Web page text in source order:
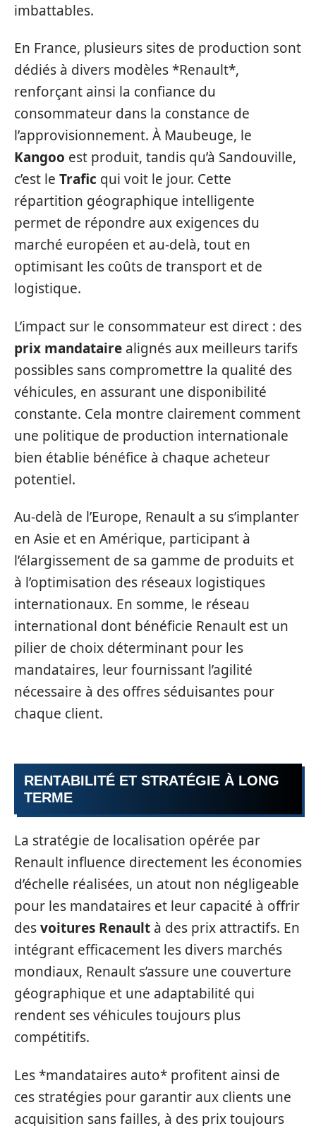
imbattables.
En France, plusieurs sites de production sont
dédiés à divers modèles *Renault*,
renforçant ainsi la confiance du
consommateur dans la constance de
l’approvisionnement. À Maubeuge, le
Kangoo est produit, tandis qu’à Sandouville,
c’est le Trafic qui voit le jour. Cette
répartition géographique intelligente
permet de répondre aux exigences du
marché européen et au-delà, tout en
optimisant les coûts de transport et de
logistique.
L’impact sur le consommateur est direct : des
prix mandataire alignés aux meilleurs tarifs
possibles sans compromettre la qualité des
véhicules, en assurant une disponibilité
constante. Cela montre clairement comment
une politique de production internationale
bien établie bénéfice à chaque acheteur
potentiel.
Au-delà de l’Europe, Renault a su s’implanter
en Asie et en Amérique, participant à
l’élargissement de sa gamme de produits et
à l’optimisation des réseaux logistiques
internationaux. En somme, le réseau
international dont bénéficie Renault est un
pilier de choix déterminant pour les
mandataires, leur fournissant l’agilité
nécessaire à des offres séduisantes pour
chaque client.
RENTABILITÉ ET STRATÉGIE À LONG
TERME
La stratégie de localisation opérée par
Renault influence directement les économies
d’échelle réalisées, un atout non négligeable
pour les mandataires et leur capacité à offrir
desvoitures Renault à des prix attractifs. En
intégrant efficacement les divers marchés
mondiaux, Renault s’assure une couverture
géographique et une adaptabilité qui
rendent ses véhicules toujours plus
compétitifs.
Les *mandataires auto* profitent ainsi de
ces stratégies pour garantir aux clients une
acquisition sans failles, à des prix toujours